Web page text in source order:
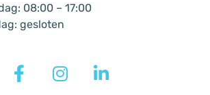
08:00 – 17:00
gesloten